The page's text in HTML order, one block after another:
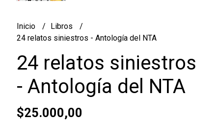
Inicio
Libros
24 relatos siniestros - Antología del NTA
24 relatos siniestros
- Antología del NTA
$25.000,00